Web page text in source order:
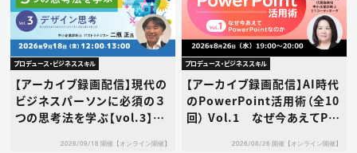
プロデュース・ビジネススキル
【アーカイブ録画配信】現代の
ビジネスパーソンに必須の３
つの思考法を学ぶ【vol.3】デ
2026/09/18 開催【オンライン開催】
プロデュース・ビジネススキル
【アーカイブ録画配信】AI時代
のPowerPoint活用術（全10
回） Vol.1 なぜ今あえてPo
2026/08/26 開催【オンライン開催】